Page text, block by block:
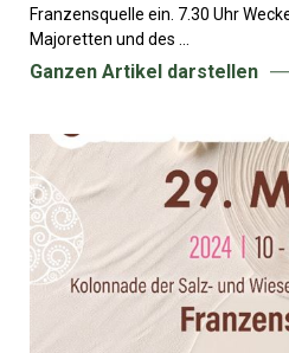
Franzensquelle ein. 7.30 Uhr
Majoretten und des ...
Ganzen Artikel darstellen